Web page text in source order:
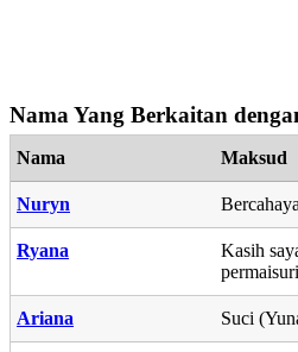
Nama Yang Berkaitan
Nama Maksud
Nuryn Bercahaya
Ryana
Kasih
permaisuri
Ariana Suci